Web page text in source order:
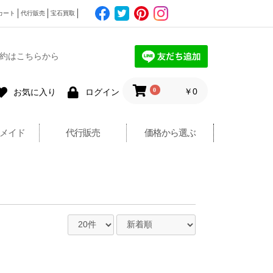
ート 代行販売 宝石買取
はこちらから
お気に入り ログイン 0 ￥0
イド 代行販売 価格から選ぶ